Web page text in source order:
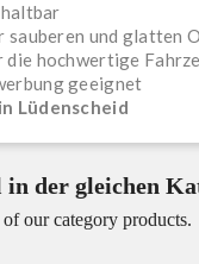
haltbar
sauberen und glatten
die hochwertige
geeignet
in Lüdenscheid
der gleichen
our category products.